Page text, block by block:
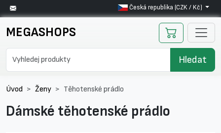
Česká republika (CZK / Kč)
MEGASHOPS
Hledat
Úvod Ženy Těhotenské prádlo
Dámské těhotenské prádlo